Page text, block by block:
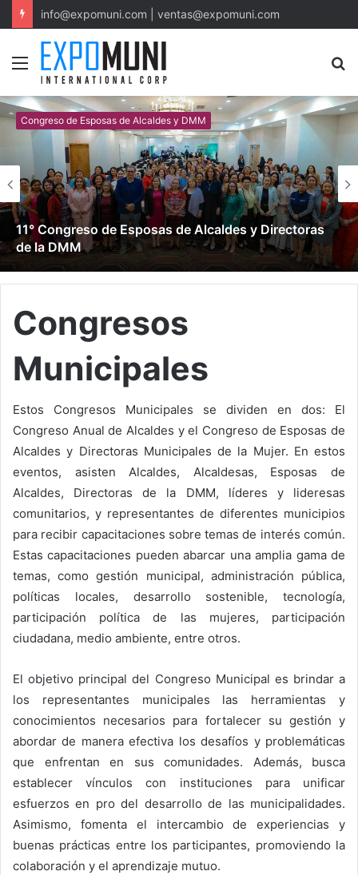
info@expomuni.com | ventas@expomuni.com
Menu
Congreso de Esposas de Alcaldes y DMM
11° Congreso de Esposas de Alcaldes y Directoras
de la DMM
Congresos
Municipales
Estos Congresos Municipales se dividen en dos: El
Congreso Anual de Alcaldes y el Congreso de Esposas de
Alcaldes y Directoras Municipales de la Mujer. En estos
eventos, asisten Alcaldes, Alcaldesas, Esposas de
Alcaldes, Directoras de la DMM, líderes y lideresas
comunitarios, y representantes de diferentes municipios
para recibir capacitaciones sobre temas de interés común.
Estas capacitaciones pueden abarcar una amplia gama de
temas, como gestión municipal, administración pública,
políticas locales, desarrollo sostenible, tecnología,
participación política de las mujeres, participación
ciudadana, medio ambiente, entre otros.
El objetivo principal del Congreso Municipal es brindar a
los representantes municipales las herramientas y
conocimientos necesarios para fortalecer su gestión y
abordar de manera efectiva los desafíos y problemáticas
que enfrentan en sus comunidades. Además, busca
establecer vínculos con instituciones para unificar
esfuerzos en pro del desarrollo de las municipalidades.
Asimismo, fomenta el intercambio de experiencias y
buenas prácticas entre los participantes, promoviendo la
colaboración y el aprendizaje mutuo.